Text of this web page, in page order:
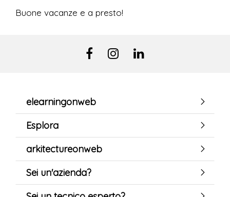
Buone vacanze e a presto!
elearningonweb
Esplora
arkitectureonweb
Sei un'azienda?